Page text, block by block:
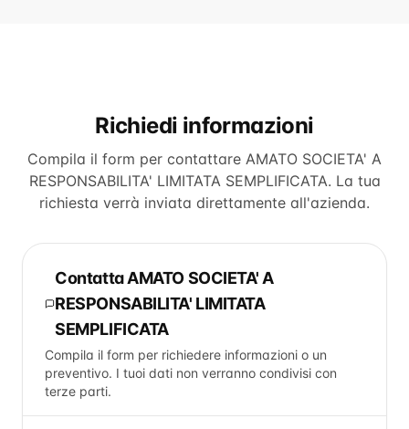
Richiedi informazioni
Compila il form per contattare AMATO SOCIETA' A
RESPONSABILITA' LIMITATA SEMPLIFICATA. La tua
richiesta verrà inviata direttamente all'azienda.
ContattaAMATO SOCIETA' A
RESPONSABILITA' LIMITATA
SEMPLIFICATA
Compila il form per richiedere informazioni o un
preventivo. I tuoi dati non verranno condivisi con
terze parti.